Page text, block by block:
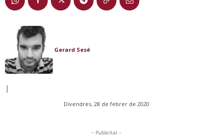
Gerard Sesé
|
Divendres, 28 de febrer de 2020
- Publicitat -